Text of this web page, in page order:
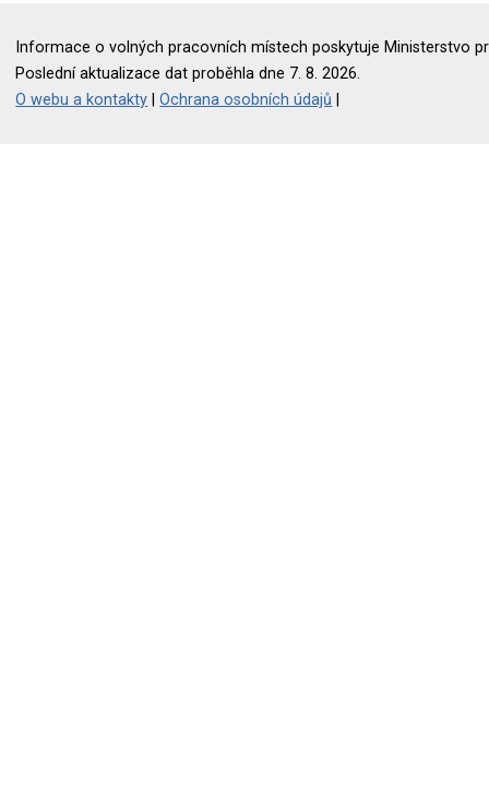
Informace o volných pracovních místech poskytuje Ministerstvo
Poslední aktualizace dat proběhla dne 7. 8. 2026.
O webu a kontakty |Ochrana osobních údajů